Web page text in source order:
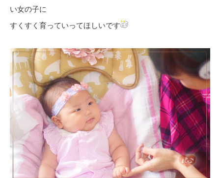
い女の子に
すくすく育っていってほしいです